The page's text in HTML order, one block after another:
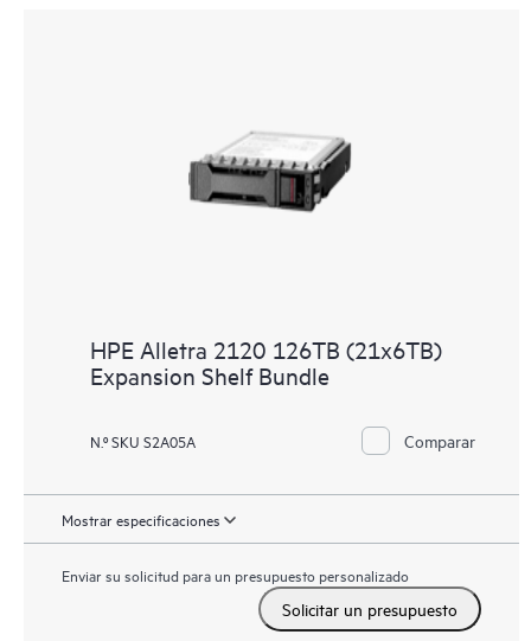
HPE Alletra 2120 126TB (21x6TB)
Expansion Shelf Bundle
N.º SKU S2A05A Comparar
Mostrar especificaciones
Enviar su solicitud para un presupuesto personalizado
Solicitar un presupuesto